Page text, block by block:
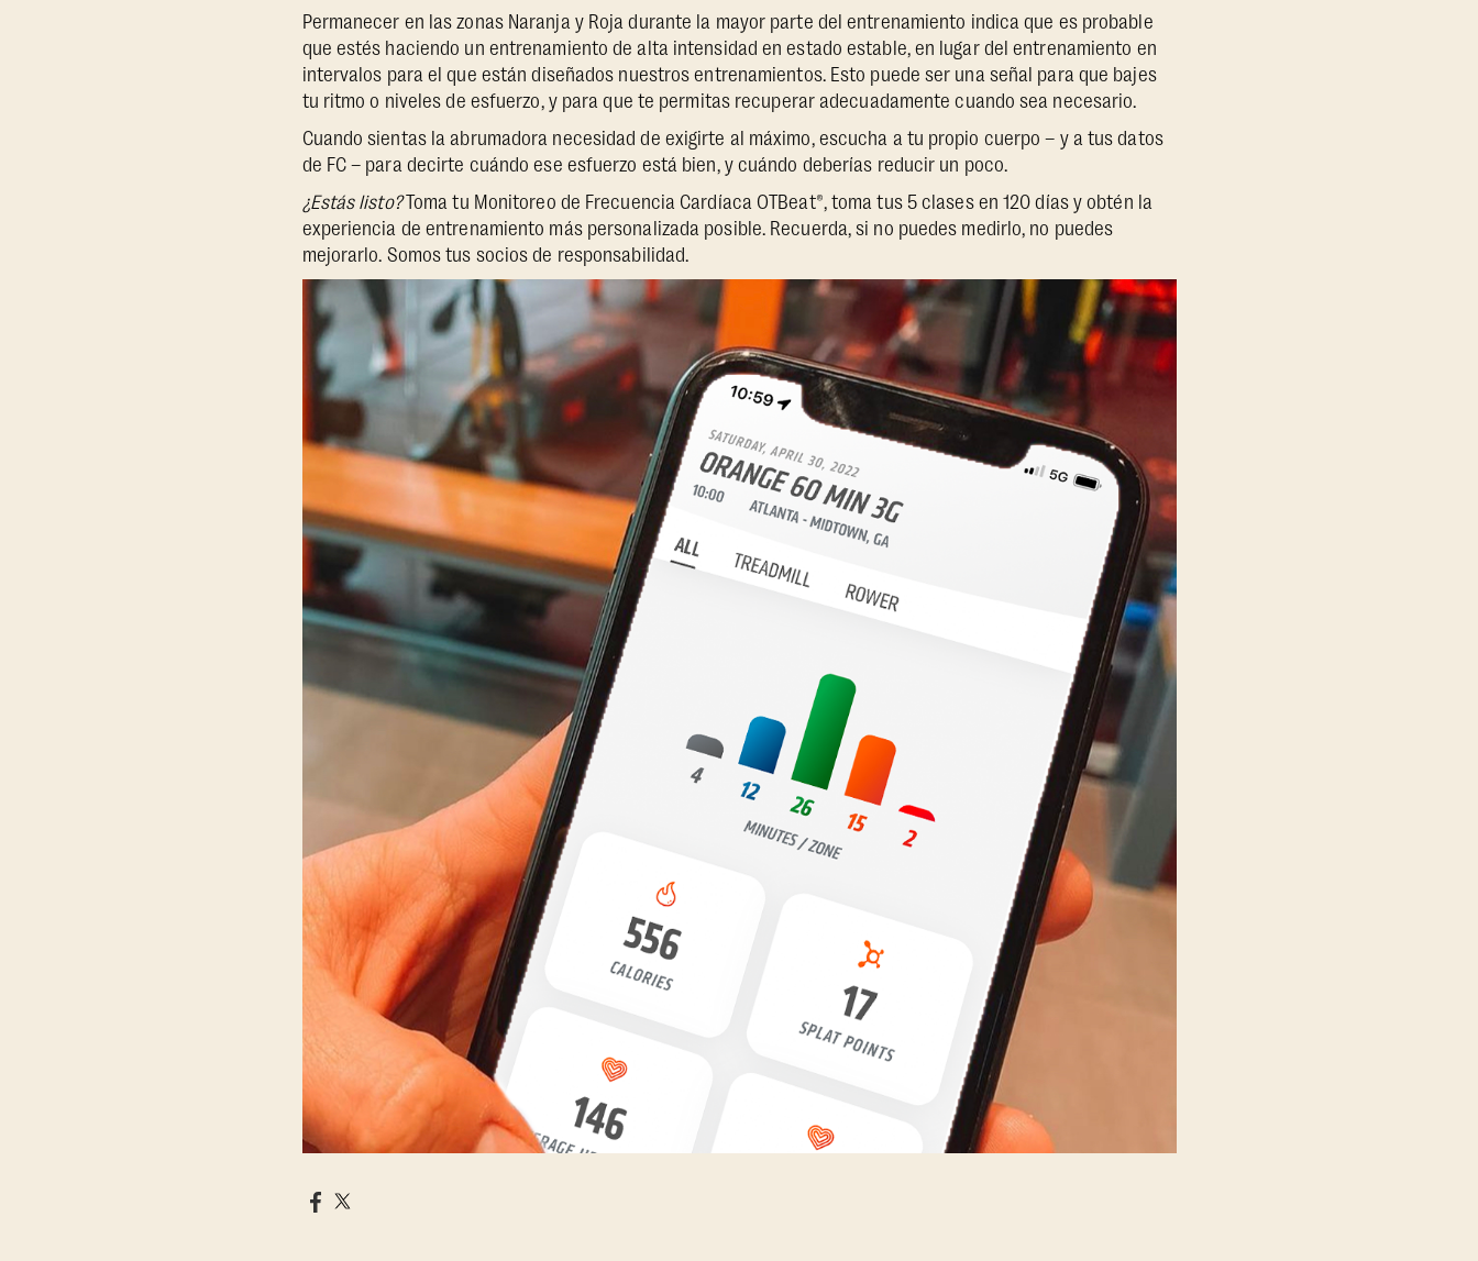
Permanecer en las zonas Naranja y Roja durante la mayor parte del entrenamiento indica que es probable
que estés haciendo un entrenamiento de alta intensidad en estado estable, en lugar del entrenamiento en
intervalos para el que están diseñados nuestros entrenamientos. Esto puede ser una señal para que bajes
tu ritmo o niveles de esfuerzo, y para que te permitas recuperar adecuadamente cuando sea necesario.
Cuando sientas la abrumadora necesidad de exigirte al máximo, escucha a tu propio cuerpo – y a tus datos
de FC – para decirte cuándo ese esfuerzo está bien, y cuándo deberías reducir un poco.
¿Estás listo?Toma tu Monitoreo de Frecuencia Cardíaca OTBeat®, toma tus 5 clases en 120 días y obtén la
experiencia de entrenamiento más personalizada posible. Recuerda, si no puedes medirlo, no puedes
mejorarlo. Somos tus socios de responsabilidad.